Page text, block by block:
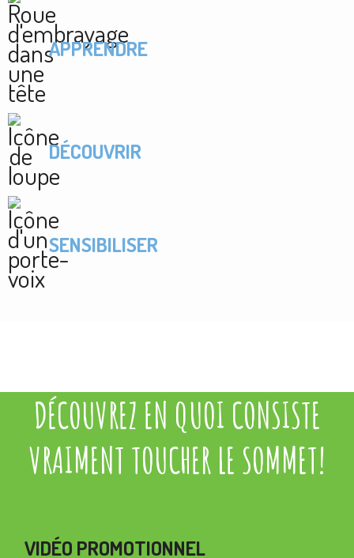
APPRENDRE
DÉCOUVRIR
SENSIBILISER
DÉCOUVREZ EN QUOI CONSISTE
VRAIMENT TOUCHER LE SOMMET!
VIDÉO PROMOTIONNEL